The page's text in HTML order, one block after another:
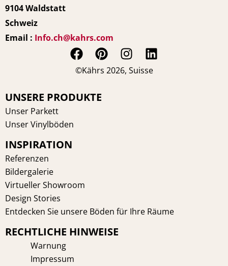
9104 Waldstatt
Schweiz
Email : Info.ch@kahrs.com
F
a
e
P
i
t
I
n
L
i
©Kährs 2026, Suisse
UNSERE PRODUKTE
Unser Parkett
Unser Vinylböden
INSPIRATION
Referenzen
Bildergalerie
Virtueller Showroom
Design Stories
Entdecken Sie unsere Böden für Ihre Räume
RECHTLICHE HINWEISE
Warnung
Impressum